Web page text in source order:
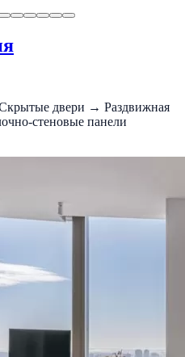
двери → Раздвижная
стеновые панели